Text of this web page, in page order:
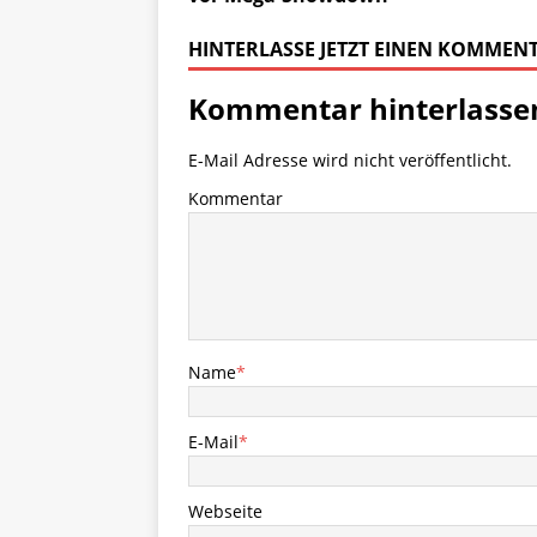
HINTERLASSE JETZT EINEN
Kommentar
E-Mail Adresse wird nicht veröffentlicht.
Kommentar
Name*
E-Mail*
Webseite